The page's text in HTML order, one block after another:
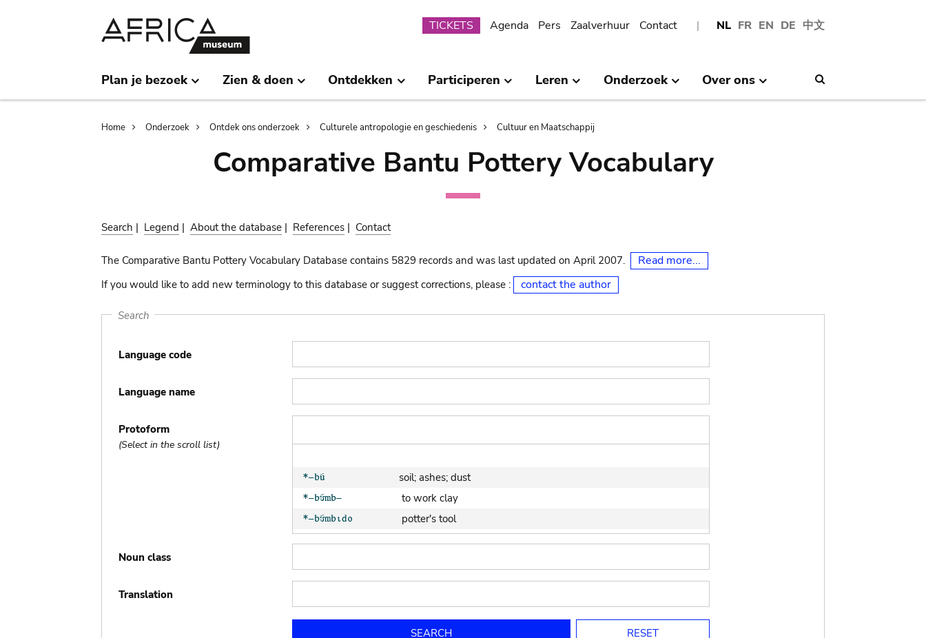
NL FR EN DE 中文
Submenu
TICKETS Agenda Pers Zaalverhuur Contact
Plan je bezoek Zien & doen Ontdekken Participeren Leren Onderzoek Over ons
Breadcrumb
Home Onderzoek Ontdek ons onderzoek Culturele antropologie en geschiedenis Cultuur en Maatschappij
Comparative Bantu Pottery Vocabulary
Search | Legend | About the database | References | Contact
The Comparative Bantu Pottery Vocabulary Database contains 5829 records and was last updated on April 2007. Read more...
If you would like to add new terminology to this database or suggest corrections, please : contact the author
Search
Language code
Language name
Protoform
(Select in the scroll list)
soil; ashes; dust
to work clay
potter's tool
clay soil
to mould pottery
Noun class
Translation